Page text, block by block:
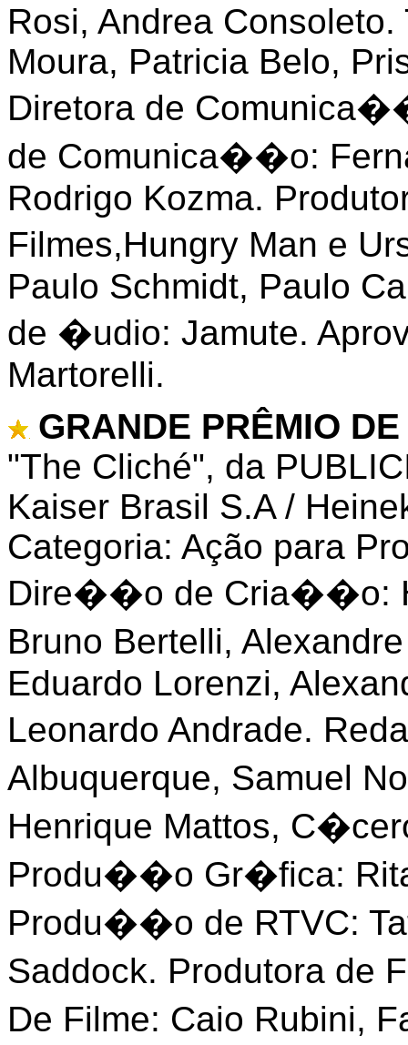
Rosi, Andrea
Moura, Patricia Belo,
Diretora de
de Comunica��o:
Rodrigo Kozma.
Filmes,Hungry Man e
Paulo Schmidt, Paulo
de �udio: Jamute.
Martorelli.
GRANDE PRÊMIO
"The Cliché", da
Kaiser Brasil S.A /
Categoria: Ação para
Dire��o de Cria��o:
Bruno Bertelli,
Eduardo Lorenzi,
Leonardo Andrade.
Albuquerque, Samuel
Henrique Mattos,
Produ��o Gr�fica:
Produ��o de RTVC:
Saddock. Produtora de
De Filme: Caio Rubini,